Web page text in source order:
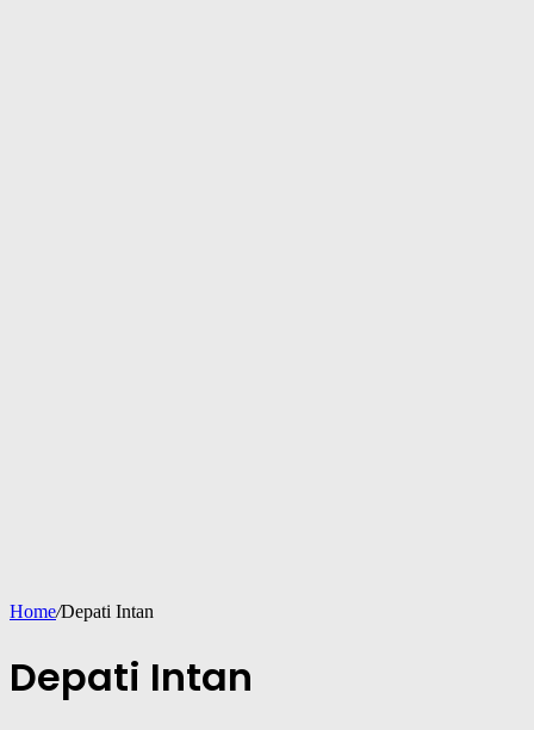
Home/Depati Intan
Depati Intan